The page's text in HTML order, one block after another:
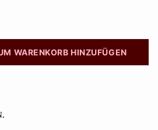
WARENKORB HINZUFÜGEN